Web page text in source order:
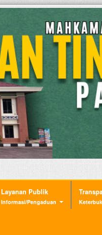
Layanan Publik
Informasi/Pengaduan